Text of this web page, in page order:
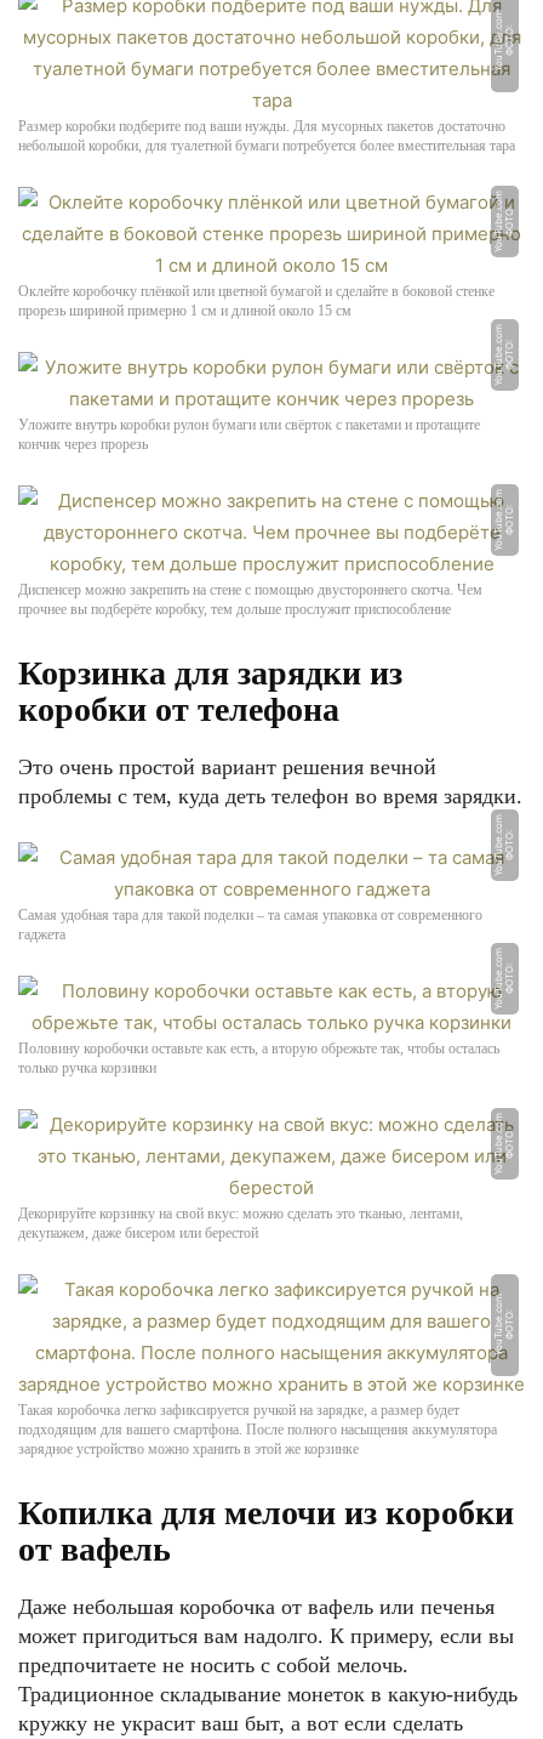
Ф
О
Т
О:
Y
o
u
T
u
b
e.
c
o
m
Размер коробки подберите под ваши нужды. Для мусорных пакетов достаточно
небольшой коробки, для туалетной бумаги потребуется более вместительная тара
Ф
О
Т
О:
Y
o
u
T
u
b
e.
c
o
m
Оклейте коробочку плёнкой или цветной бумагой и сделайте в боковой стенке
прорезь шириной примерно 1 см и длиной около 15 см
Ф
О
Т
О:
Y
o
u
T
u
b
e.
c
o
m
Уложите внутрь коробки рулон бумаги или свёрток с пакетами и протащите
кончик через прорезь
Ф
О
Т
О:
Y
o
u
T
u
b
e.
c
o
m
Диспенсер можно закрепить на стене с помощью двустороннего скотча. Чем
прочнее вы подберёте коробку, тем дольше прослужит приспособление
Корзинка для зарядки из
коробки от телефона
Это очень простой вариант решения вечной
проблемы с тем, куда деть телефон во время зарядки.
Ф
О
Т
О:
Y
o
u
T
u
b
e.
c
o
m
Самая удобная тара для такой поделки – та самая упаковка от современного
гаджета
Ф
О
Т
О:
Y
o
u
T
u
b
e.
c
o
m
Половину коробочки оставьте как есть, а вторую обрежьте так, чтобы осталась
только ручка корзинки
Ф
О
Т
О:
Y
o
u
T
u
b
e.
c
o
m
Декорируйте корзинку на свой вкус: можно сделать это тканью, лентами,
декупажем, даже бисером или берестой
Ф
О
Т
О:
Y
o
u
T
u
b
e.
c
o
m
Такая коробочка легко зафиксируется ручкой на зарядке, а размер будет
подходящим для вашего смартфона. После полного насыщения аккумулятора
зарядное устройство можно хранить в этой же корзинке
Копилка для мелочи из коробки
от вафель
Даже небольшая коробочка от вафель или печенья
может пригодиться вам надолго. К примеру, если вы
предпочитаете не носить с собой мелочь.
Традиционное складывание монеток в какую-нибудь
кружку не украсит ваш быт, а вот если сделать